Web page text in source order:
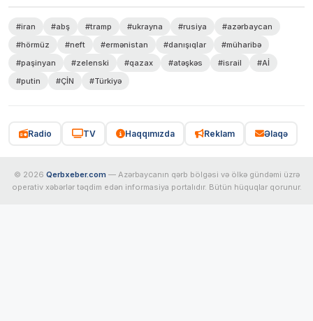
#iran #abş #tramp #ukrayna #rusiya
#azərbaycan
#hörmüz
#neft #ermənistan #danışıqlar
#müharibə
#paşinyan
#zelenski #qazax #atəşkəs #israil
#Aİ
#putin
#ÇİN #Türkiyə
Radio TV Haqqımızda Reklam Əlaqə
© 2026 Qerbxeber.com — Azərbaycanın qərb bölgəsi və ölkə gündəmi üzrə
operativ xəbərlər təqdim edən informasiya portalıdır. Bütün hüquqlar qorunur.